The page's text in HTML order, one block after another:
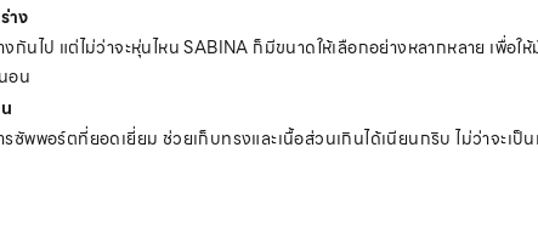
าง
นไป แต่ไม่ว่าจะหุ่นไหน SABINA ก็มีขนาดให้เลือกอย่างหลากหลาย เพื่
อน
พพอร์ตที่ยอดเยี่ยม ช่วยเก็บทรงและเนื้อส่วนเกินได้เนียนกริบ ไม่ว่าจะเ